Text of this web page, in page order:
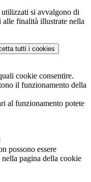
si avvalgono di
alle finalità illustrate nella
tutti i cookies
cookie consentire.
il funzionamento della
al funzionamento potete
possono essere
pagina della cookie